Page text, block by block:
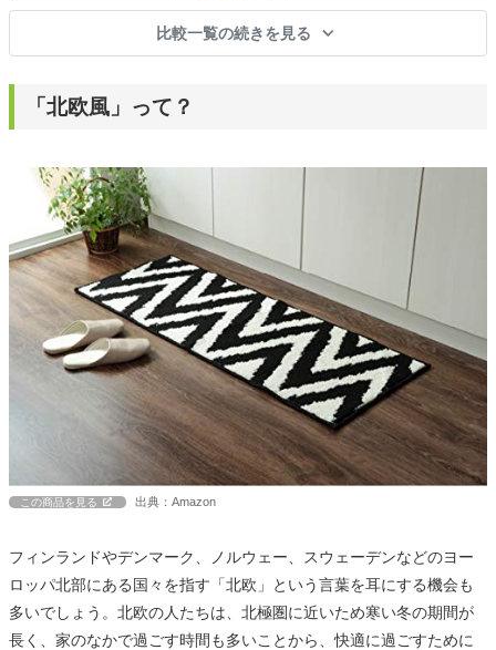
比較一覧の続きを見る
「北欧風」って？
この商品を見る 出典：Amazon
フィンランドやデンマーク、ノルウェー、スウェーデンなどのヨー
ロッパ北部にある国々を指す「北欧」という言葉を耳にする機会も
多いでしょう。北欧の人たちは、北極圏に近いため寒い冬の期間が
長く、家のなかで過ごす時間も多いことから、快適に過ごすために